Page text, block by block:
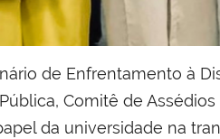
de Enfrentamento à
Comitê de Assédios
da universidade na